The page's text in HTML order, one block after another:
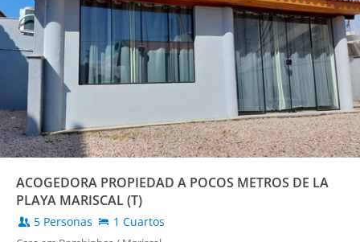
ACOGEDORA PROPIEDAD A POCOS METROS DE LA
PLAYA MARISCAL (T)
5 Personas 1 Cuartos